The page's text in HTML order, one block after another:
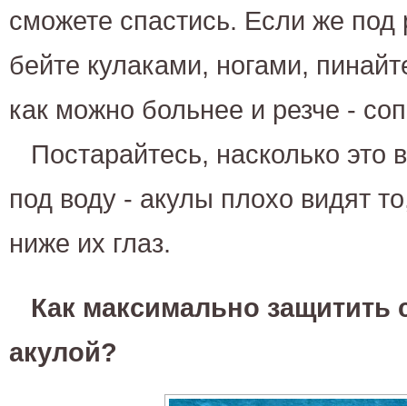
сможете спастись. Если же под
бейте кулаками, ногами,
как можно больнее и резче -
Постарайтесь, насколько это
под воду - акулы плохо видят
ниже их глаз.
Как максимально защитить
акулой?